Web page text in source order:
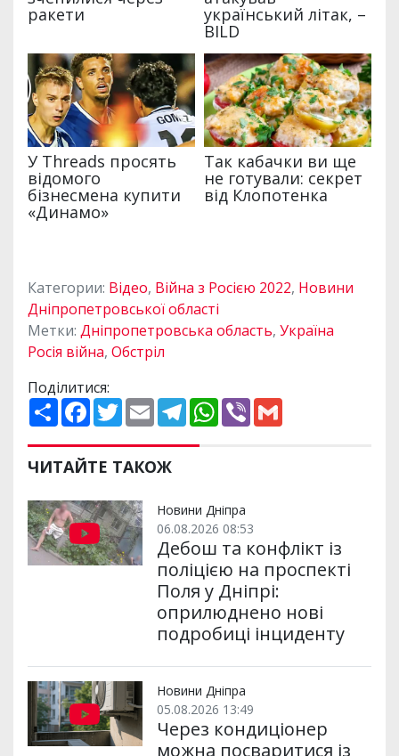
Категории: Відео, Війна з Росією 2022, Новини
Дніпропетровської області
Метки: Дніпропетровська область, Україна
Росія війна, Обстріл
Поділитися:
П
о
и
р
и
и
F
a
e
b
o
k
T
w
t
t
e
E
m
i
l
T
e
e
m
W
h
p
V
ЧИТАЙТЕ ТАКОЖ
Новини Дніпра
06.08.2026 08:53
Дебош та конфлікт із
поліцією на проспекті
Поля у Дніпрі:
оприлюднено нові
подробиці інциденту
Новини Дніпра
05.08.2026 13:49
Через кондиціонер
можна посваритися із